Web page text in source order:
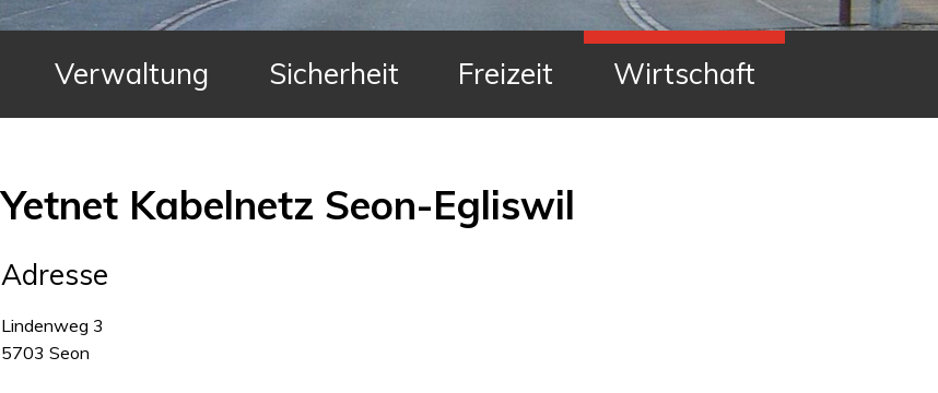
Verwaltung Sicherheit Freizeit Wirtschaft
Yetnet Kabelnetz Seon-Egliswil
Adresse
Lindenweg 3
5703 Seon